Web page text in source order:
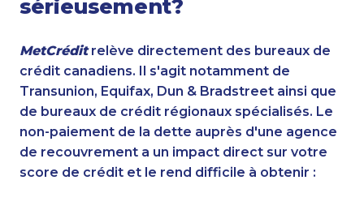
sérieusement?
MetCréditrelève directement des bureaux de
crédit canadiens. Il s'agit notamment de
Transunion, Equifax, Dun & Bradstreet ainsi que
de bureaux de crédit régionaux spécialisés. Le
non-paiement de la dette auprès d'une agence
de recouvrement a un impact direct sur votre
score de crédit et le rend difficile à obtenir :